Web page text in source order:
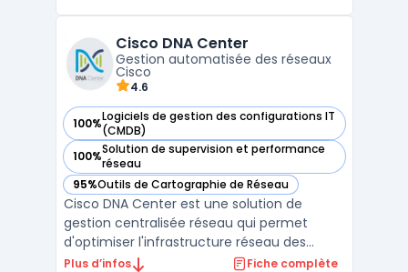
d'automatisation de la détection des
anomalies, elle aide les équipes ...
Cisco DNA Center
Gestion automatisée des réseaux
Cisco
4.6
100%Logiciels de gestion des configurations IT
(CMDB)
— voir Cisco DNA Center dans cette catégorie
100%Solution de supervision et performance
réseau
— voir Cisco DNA Center dans cette catégorie
95%Outils de Cartographie de Réseau
— voir Cisco DNA Center dans cette catégorie
Cisco DNA Center est une solution de
gestion centralisée réseau qui permet
d'optimiser l'infrastructure réseau des
entreprises grâce à une approche
Plus d’infos Fiche complète